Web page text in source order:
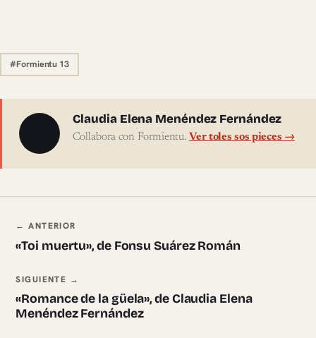
#Formientu 13
Sobre l'autor
Claudia Elena Menéndez Fernández
Collabora con Formientu. Ver toles sos pieces →
Navegación ente pieces
← ANTERIOR
«Toi muertu», de Fonsu Suárez Román
SIGUIENTE →
«Romance de la güela», de Claudia Elena
Menéndez Fernández